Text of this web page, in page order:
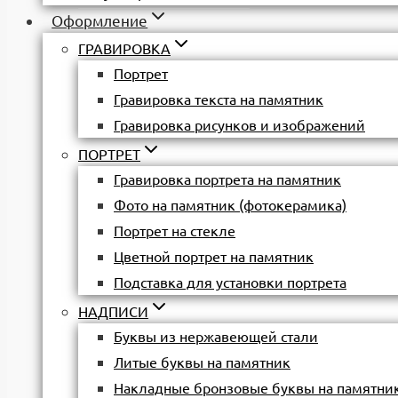
Оформление
ГРАВИРОВКА
Портрет
Гравировка текста на памятник
Гравировка рисунков и изображений
ПОРТРЕТ
Гравировка портрета на памятник
Фото на памятник (фотокерамика)
Портрет на стекле
Цветной портрет на памятник
Подставка для установки портрета
НАДПИСИ
Буквы из нержавеющей стали
Литые буквы на памятник
Накладные бронзовые буквы на